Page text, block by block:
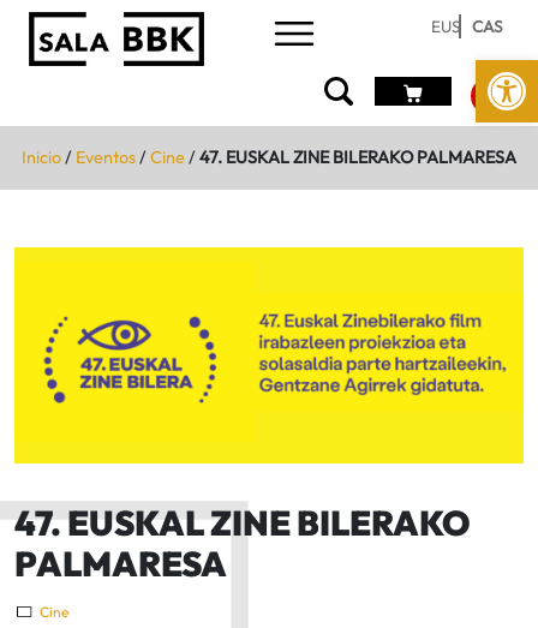
Abrir
EUS CAS
Inicio/ Eventos/Cine/47. EUSKAL ZINE BILERAKO PALMARESA
47. EUSKAL ZINE BILERAKO
PALMARESA
Cine